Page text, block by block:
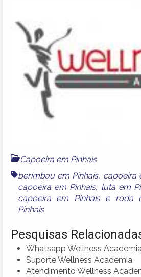
Capoeira em Pinhais
berimbau em Pinhais, capoeira
capoeira em Pinhais, luta em
capoeira em Pinhaise roda
Pinhais
Pesquisas
Whatsapp Wellness
Suporte Wellness Academia
Atendimento Wellness